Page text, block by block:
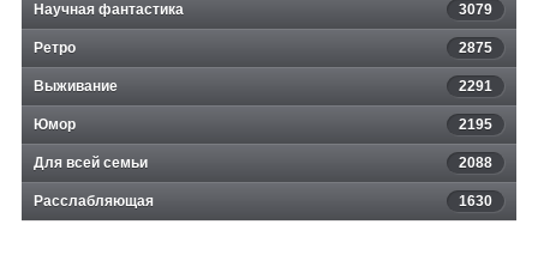
Научная фантастика 3079
Ретро 2875
Выживание 2291
Юмор 2195
Для всей семьи 2088
Расслабляющая 1630